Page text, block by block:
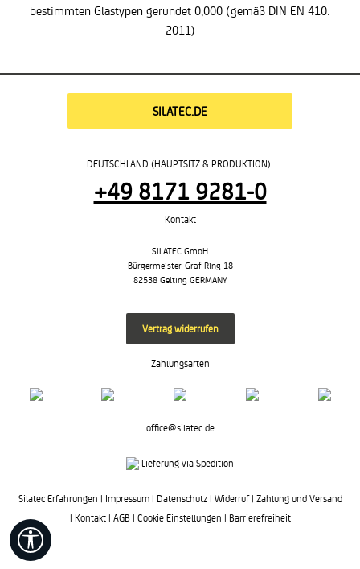
bestimmten Glastypen gerundet 0,000 (gemäß DIN EN 410:
2011)
SILATEC.DE
DEUTSCHLAND (HAUPTSITZ & PRODUKTION):
+49 8171 9281-0
Kontakt
SILATEC GmbH
Bürgermeister-Graf-Ring 18
82538 Gelting GERMANY
Vertrag widerrufen
Zahlungsarten
office@silatec.de
Lieferung via Spedition
Silatec Erfahrungen | Impressum | Datenschutz | Widerruf| Zahlung und Versand
| Kontakt | AGB | Cookie Einstellungen | Barrierefreiheit
Werkzeugleiste anzeigen